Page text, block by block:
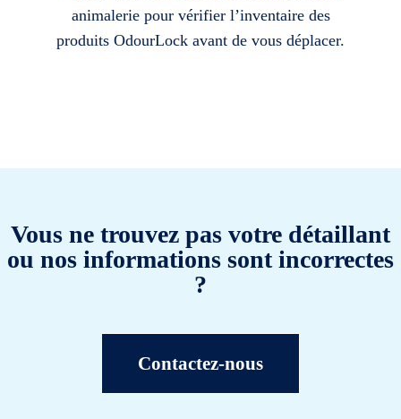
animalerie pour vérifier l’inventaire des
produits OdourLock avant de vous déplacer.
Vous ne trouvez pas votre détaillant
ou nos informations sont incorrectes
?
Contactez-nous